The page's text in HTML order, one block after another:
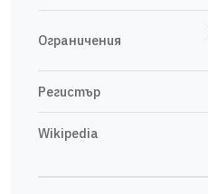
Ограничения
Регистър
Wikipedia